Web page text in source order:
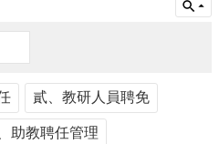
貳、教研人員聘免
助教聘任管理